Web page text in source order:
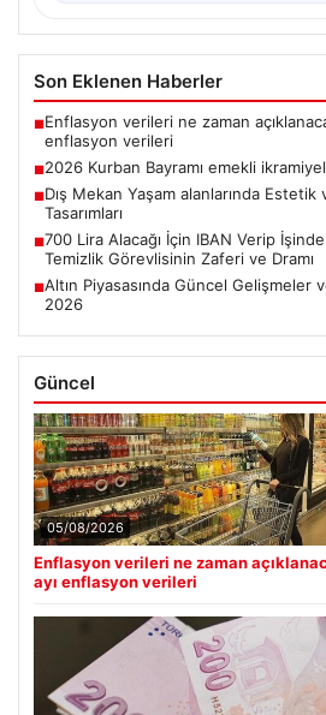
Son Eklenen Haberler
■Enflasyon verileri ne zaman
enflasyon verileri
■2026 Kurban Bayramı emekli
■Dış Mekan Yaşam alanlarında Estetik
Tasarımları
■700 Lira Alacağı İçin IBAN Verip
Temizlik Görevlisinin Zaferi ve Dramı
■Altın Piyasasında Güncel Gelişmeler
2026
Güncel
05/08/2026
Enflasyon verileri ne zaman
ayı enflasyon verileri